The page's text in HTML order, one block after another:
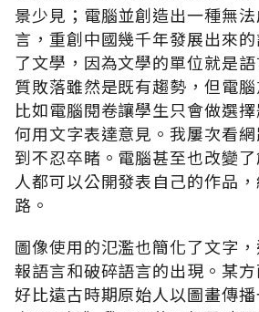
景少見；電腦並創造出一種無
言，重創中國幾千年發展出來
了文學，因為文學的單位就是
質敗落雖然是既有趨勢，但電
比如電腦閱卷讓學生只會做選
何用文字表達意見。我屢次看
到不忍卒睹。電腦甚至也改變
人都可以公開發表自己的作品
路。
圖像使用的氾濫也簡化了文字
報語言和破碎語言的出現。某方
好比遠古時期原始人以圖畫傳